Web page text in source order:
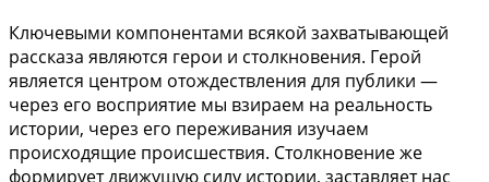
Ключевыми компонентами всякой захватывающей
рассказа являются герои и столкновения. Герой
является центром отождествления для публики —
через его восприятие мы взираем на реальность
истории, через его переживания изучаем
происходящие происшествия. Столкновение же
формирует движущую силу истории, заставляет нас